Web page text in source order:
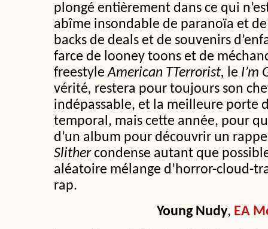
plongé entièrement dans ce qui
abîme insondable de paranoïa et
backs de deals et de souvenirs
farce de looney toons et de
freestyleAmerican TTerrorist, le I’m
vérité, restera pour toujours son
indépassable, et la meilleure porte
temporal, mais cette année, pour
d’un album pour découvrir un
Slithercondense autant que
aléatoire mélange d’horror-cloud-
rap.
Young Nudy, EA